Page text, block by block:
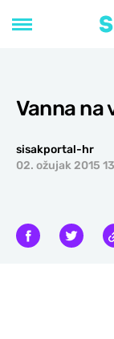
Vanna na
sisakportal-hr
02. ožujak 2015